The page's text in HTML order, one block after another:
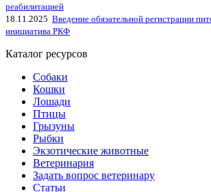
реабилитацией
18.11.2025 Введение обязательной регистрации
инициатива РКФ
Каталог ресурсов
Собаки
Кошки
Лошади
Птицы
Грызуны
Рыбки
Экзотические животные
Ветеринария
Задать вопрос ветеринару
Статьи